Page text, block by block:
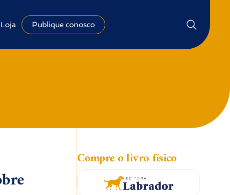
Loja Publique conosco
Compre o livro físico